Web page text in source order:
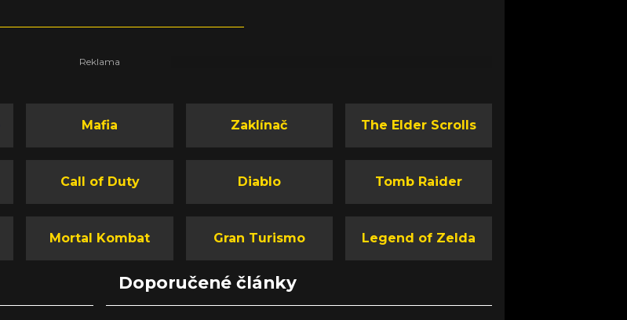
Mafia Zaklínač The Elder Scrolls
Call of Duty Diablo Tomb Raider
Mortal Kombat Gran Turismo Legend of Zelda
Doporučené články